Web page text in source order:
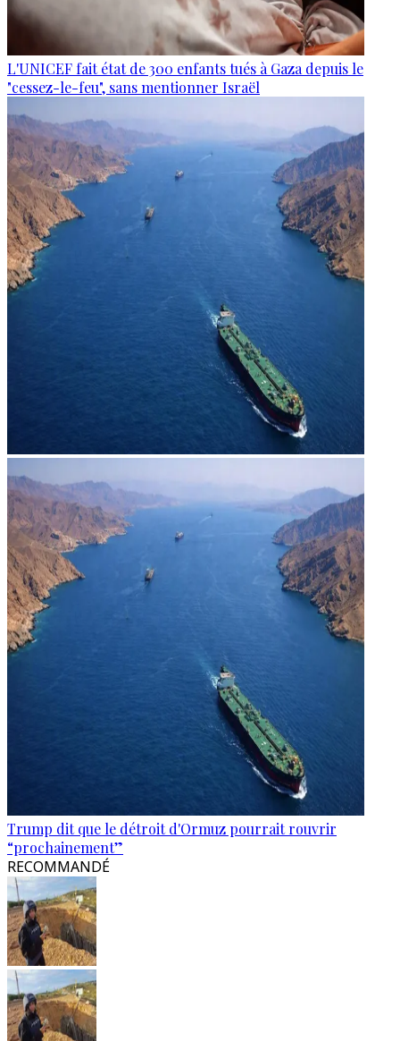
L'UNICEF fait état de 300 enfants tués à Gaza depuis le
"cessez-le-feu", sans mentionner Israël
Trump dit que le détroit d'Ormuz pourrait rouvrir
“prochainement”
RECOMMANDÉ